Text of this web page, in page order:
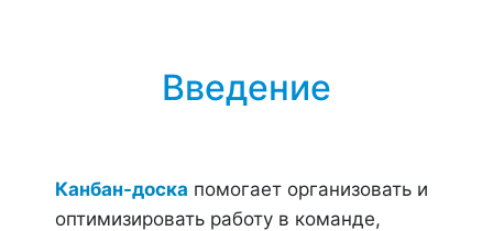
Введение
Канбан-доска помогает организовать и
оптимизировать работу в команде,